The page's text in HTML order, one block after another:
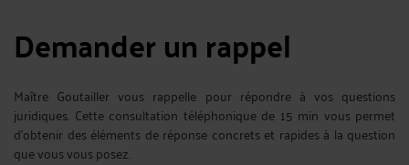
Demander un rappel
Maître Goutailler vous rappelle pour répondre à vos questions
juridiques. Cette consultation téléphonique de 15 min vous permet
d'obtenir des éléments de réponse concrets et rapides à la question
que vous vous posez.